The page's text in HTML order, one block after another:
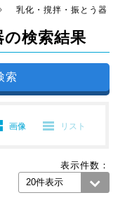
乳化・撹拌・振とう器
の検索結果
索
画像 リスト
表示件数：